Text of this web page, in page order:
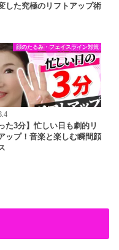
した究極のリフトアップ術
顔のたるみ・フェイスライン対策
た3分】忙しい日も劇的リ
ップ！音楽と楽しむ瞬間顔